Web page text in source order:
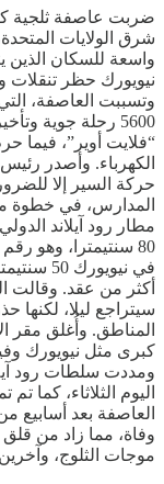
ضربت عاصفة ثلجية
شرق الولايات
نيويورك حظر تنقلات
وتسببت العاصفة،
5600 رحلة جوية
“فلايت أوير”، فيما
الكهرباء. وأصدر
حركة السير إلا
المدارس، في خطوة
مطار رود آيلاند
80 سنتيمترا، وهو
في
أكثر من عقد. وقالت
سيتراجع ليلا،
المناطق. وأُغلق مقر
كبرى مثل نيويورك
ومددت سلطات رود
اليوم الثلاثاء، كما
العاصفة بعد
وفاة، مما زاد من
موجات الثلوج،